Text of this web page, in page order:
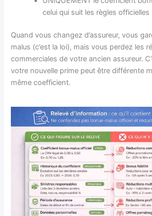
celui qui suit les règles officielles
Quand vous changez d’assureur, vous
malus (c’est la loi), mais vous perdez les
commerciales de votre ancien assureur.
votre nouvelle prime peut être différente
même coefficient.